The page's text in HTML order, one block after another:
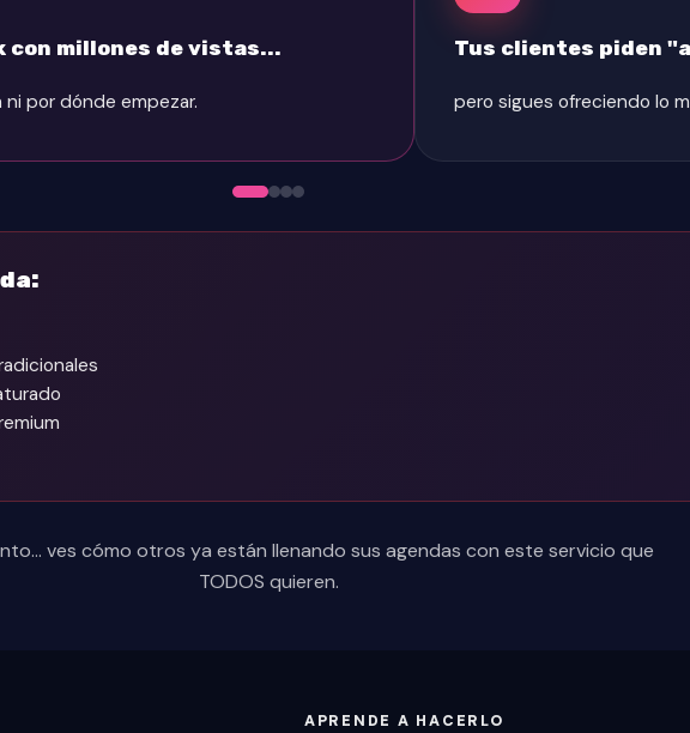
con millones de vistas...
por dónde empezar.
Tus clientes piden
pero sigues ofreciendo lo
ves cómo otros ya están llenando sus agendas con este servicio que
TODOS quieren.
APRENDE A HACERLO